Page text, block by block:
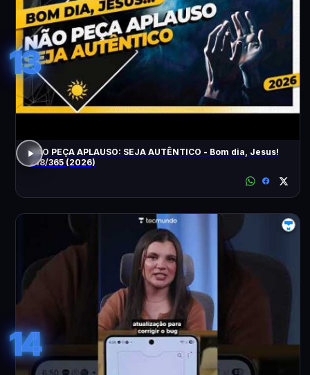
13
NÃO PEÇA APLAUSO: SEJA AUTÊNTICO - Bom dia, Jesus!
218/365 (2026)
14